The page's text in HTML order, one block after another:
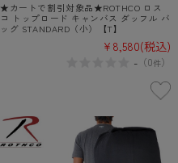
★カートで割引対象品★ROTHCO ロス
コ トップロード キャンバス ダッフル バ
ッグ STANDARD（小）【T】
¥8,580(税込)
- （0件）